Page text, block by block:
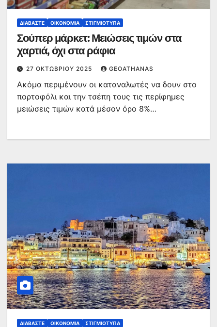
ΔΙΑΒΆΣΤΕ ΟΙΚΟΝΟΜΊΑ ΣΤΙΓΜΙΌΤΥΠΑ
Σούπερ μάρκετ: Μειώσεις τιμών στα
χαρτιά, όχι στα ράφια
27 ΟΚΤΩΒΡΊΟΥ 2025 GEOATHANAS
Ακόμα περιμένουν οι καταναλωτές να δουν στο
πορτοφόλι και την τσέπη τους τις περίφημες
μειώσεις τιμών κατά μέσον όρο 8%…
ΔΙΑΒΆΣΤΕ ΟΙΚΟΝΟΜΊΑ ΣΤΙΓΜΙΌΤΥΠΑ